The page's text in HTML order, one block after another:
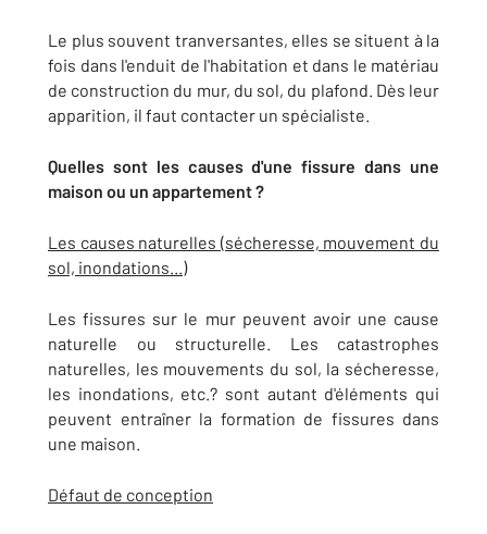
Le plus souvent tranversantes, elles se situent à la
fois dans l'enduit de l'habitation et dans le matériau
de construction du mur, du sol, du plafond. Dès leur
apparition, il faut contacter un spécialiste.
Quelles sont les causes d'une fissure dans une
maison ou un appartement ?
Les causes naturelles (sécheresse, mouvement du
sol, inondations...)
Les fissures sur le mur peuvent avoir une cause
naturelle ou structurelle. Les catastrophes
naturelles, les mouvements du sol, la sécheresse,
les inondations, etc.? sont autant d'éléments qui
peuvent entraîner la formation de fissures dans
une maison.
Défaut de conception